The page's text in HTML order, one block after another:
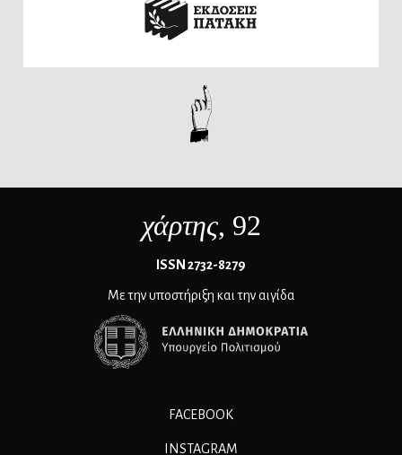
χάρτης, 92
ΙSSN 2732-8279
Με την υποστήριξη και την αιγίδα
FACEBOOK
INSTAGRAM